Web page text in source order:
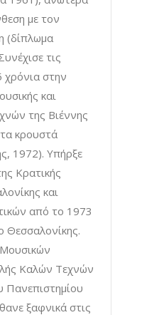
με τον
(δίπλωμα
τις
χρόνια στην
και
της Βιέννης
κρουστά
1972). Υπήρξε
Κρατικής
και
από το 1973
Θεσσαλονίκης.
Καλών Τεχνών
Πανεπιστημίου
ξαφνικά στις